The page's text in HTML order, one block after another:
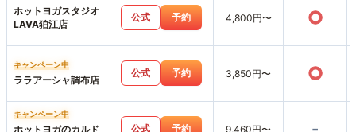
ホットヨガスタジオ
LAVA狛江店
公式 予約 4,800円〜 ○
キャンペーン中
ララアーシャ調布店
公式 予約 3,850円〜 ○
キャンペーン中
ホットヨガのカルド
公式 予約 9,460円〜